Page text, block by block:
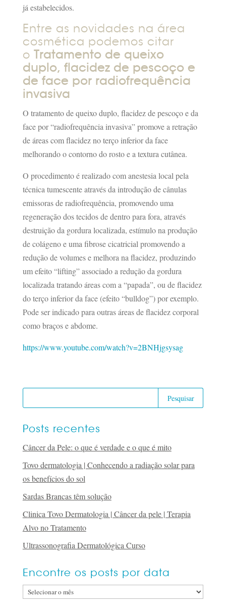
já estabelecidos.
Entre as novidades na área
cosmética podemos citar
o Tratamento de queixo
duplo, flacidez de pescoço e
de face por radiofrequência
invasiva
O tratamento de queixo duplo, flacidez de pescoço e da
face por “radiofrequência invasiva” promove a retração
de áreas com flacidez no terço inferior da face
melhorando o contorno do rosto e a textura cutânea.
O procedimento é realizado com anestesia local pela
técnica tumescente através da introdução de cânulas
emissoras de radiofrequência, promovendo uma
regeneração dos tecidos de dentro para fora, através
destruição da gordura localizada, estímulo na produção
de colágeno e uma fibrose cicatricial promovendo a
redução de volumes e melhora na flacidez, produzindo
um efeito “lifting” associado a redução da gordura
localizada tratando áreas com a “papada”, ou de flacidez
do terço inferior da face (efeito “bulldog”) por exemplo.
Pode ser indicado para outras áreas de flacidez corporal
como braços e abdome.
https://www.youtube.com/watch?v=2BNHjgsysag
Posts recentes
Câncer da Pele: o que é verdade e o que é mito
Tovo dermatologia | Conhecendo a radiação solar para
os benefícios do sol
Sardas Brancas têm solução
Clinica Tovo Dermatologia | Câncer da pele | Terapia
Alvo no Tratamento
Ultrassonografia Dermatológica Curso
Encontre os posts por data
Encontre